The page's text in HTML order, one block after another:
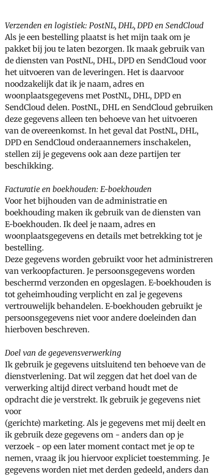
Verzenden en logistiek: PostNL, DHL, DPD en SendCloud
Als je een bestelling plaatst is het mijn taak om je
pakket bij jou te laten bezorgen. Ik maak gebruik van
de diensten van PostNL, DHL, DPD en SendCloud voor
het uitvoeren van de leveringen. Het is daarvoor
noodzakelijk dat ik je naam, adres en
woonplaatsgegevens met PostNL, DHL, DPD en
SendCloud delen. PostNL, DHL en SendCloud gebruiken
deze gegevens alleen ten behoeve van het uitvoeren
van de overeenkomst. In het geval dat PostNL, DHL,
DPD en SendCloud onderaannemers inschakelen,
stellen zij je gegevens ook aan deze partijen ter
beschikking.
Facturatie en boekhouden: E-boekhouden
Voor het bijhouden van de administratie en
boekhouding maken ik gebruik van de diensten van
E-boekhouden. Ik deel je naam, adres en
woonplaatsgegevens en details met betrekking tot je
bestelling.
Deze gegevens worden gebruikt voor het administreren
van verkoopfacturen. Je persoonsgegevens worden
beschermd verzonden en opgeslagen. E-boekhouden is
tot geheimhouding verplicht en zal je gegevens
vertrouwelijk behandelen. E-boekhouden gebruikt je
persoonsgegevens niet voor andere doeleinden dan
hierboven beschreven.
Doel van de gegevensverwerking
Ik gebruik je gegevens uitsluitend ten behoeve van de
dienstverlening. Dat wil zeggen dat het doel van de
verwerking altijd direct verband houdt met de
opdracht die je verstrekt. Ik gebruik je gegevens niet
voor
(gerichte) marketing. Als je gegevens met mij deelt en
ik gebruik deze gegevens om - anders dan op je
verzoek - op een later moment contact met je op te
nemen, vraag ik jou hiervoor expliciet toestemming. Je
gegevens worden niet met derden gedeeld, anders dan